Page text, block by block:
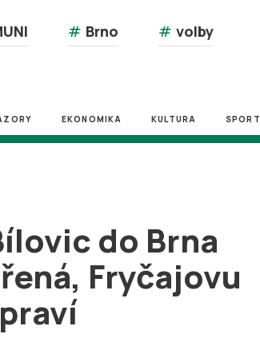
# Brno # volby
EKONOMIKA KULTURA SPORT
do Brna
Fryčajovu